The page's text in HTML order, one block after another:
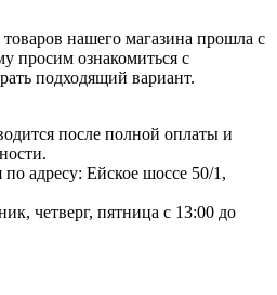
нашего магазина прошла с
просим ознакомиться с
подходящий вариант.
после полной оплаты и
адресу: Ейское шоссе 50/1,
четверг, пятница с 13:00 до